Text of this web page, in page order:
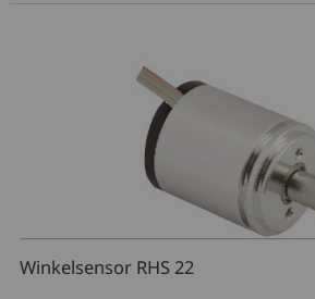
Winkelsensor RHS 22